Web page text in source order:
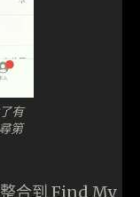
有
第
合到 Find My